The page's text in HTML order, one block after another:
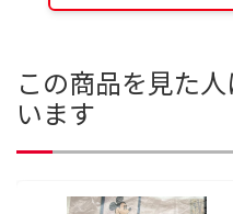
この商品を見た
います